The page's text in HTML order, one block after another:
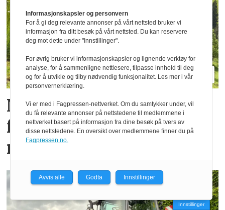
Nye TT212 markerer
femti år­ med
redskapsbærere fra Aebi
Innstillinger
Informasjonskapsler og personvern
For å gi deg relevante annonser på vårt nettsted bruker vi
informasjon fra ditt besøk på vårt nettsted. Du kan reservere
deg mot dette under "Innstillinger".
For øvrig bruker vi informasjonskapsler og lignende verktøy for
analyse, for å sammenligne nettlesere, tilpasse innhold til deg
og for å utvikle og tilby nødvendig funksjonalitet. Les mer i vår
personvernerklæring.
Vi er med i Fagpressen-nettverket. Om du samtykker under, vil
du få relevante annonser på nettstedene til medlemmene i
nettverket basert på informasjon fra dine besøk på tvers av
disse nettstedene. En oversikt over medlemmene finner du på
Fagpressen.no.
Avvis alle Godta Innstillinger